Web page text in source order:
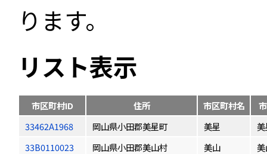
ります。
リスト表示
市区町村ID 住所 市区町村名
33462A1968
岡山県小田郡美星町 美星
33B0110023
岡山県小田郡美山村 美山